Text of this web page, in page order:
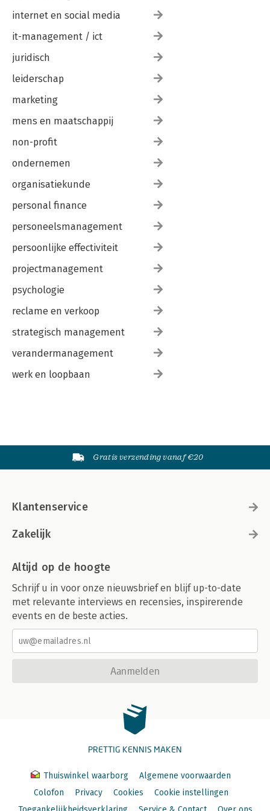
Society.
Bekijk alle boeken
Biografie Herman Gordijn
Lijst met werken van Herman Gordijn
internet en social media
it-management / ict
juridisch
leiderschap
marketing
mens en maatschappij
non-profit
ondernemen
organisatiekunde
personal finance
personeelsmanagement
persoonlijke effectiviteit
projectmanagement
psychologie
reclame en verkoop
strategisch management
verandermanagement
werk en loopbaan
Gratis verzending vanaf €20
Klantenservice
Zakelijk
Altijd op de hoogte
Schrijf u in voor onze nieuwsbrief en blijf up-to-date
met relevante interviews en recensies, inspirerende
events en de beste acties.
Aanmelden
PRETTIG KENNIS MAKEN
Thuiswinkel waarborg
Algemene voorwaarden
Colofon
Privacy Cookies
Cookie instellingen